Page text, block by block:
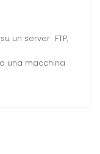
un server FTP;
una macchina